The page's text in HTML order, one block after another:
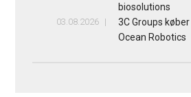
biosolutions
03.08.2026
3C Groups
Ocean Robotics